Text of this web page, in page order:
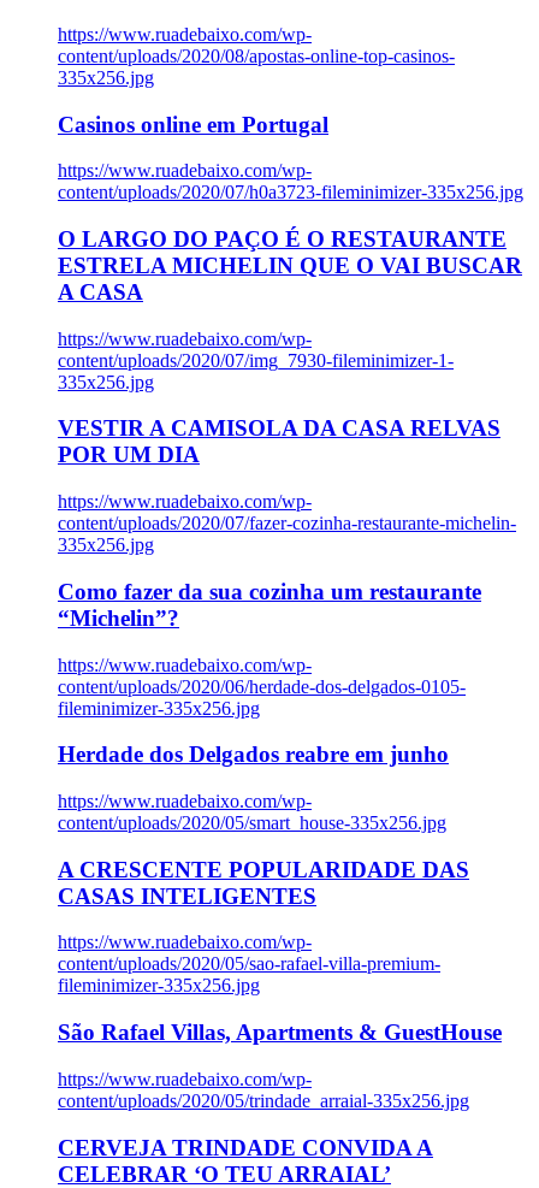
https://www.ruadebaixo.com/wp-
content/uploads/2020/08/apostas-online-top-casinos-
335x256.jpg
Casinos online em Portugal
https://www.ruadebaixo.com/wp-
content/uploads/2020/07/h0a3723-fileminimizer-335x256.jpg
O LARGO DO PAÇO É O RESTAURANTE
ESTRELA MICHELIN QUE O VAI BUSCAR
A CASA
https://www.ruadebaixo.com/wp-
content/uploads/2020/07/img_7930-fileminimizer-1-
335x256.jpg
VESTIR A CAMISOLA DA CASA RELVAS
POR UM DIA
https://www.ruadebaixo.com/wp-
content/uploads/2020/07/fazer-cozinha-restaurante-michelin-
335x256.jpg
Como fazer da sua cozinha um restaurante
“Michelin”?
https://www.ruadebaixo.com/wp-
content/uploads/2020/06/herdade-dos-delgados-0105-
fileminimizer-335x256.jpg
Herdade dos Delgados reabre em junho
https://www.ruadebaixo.com/wp-
content/uploads/2020/05/smart_house-335x256.jpg
A CRESCENTE POPULARIDADE DAS
CASAS INTELIGENTES
https://www.ruadebaixo.com/wp-
content/uploads/2020/05/sao-rafael-villa-premium-
fileminimizer-335x256.jpg
São Rafael Villas, Apartments & GuestHouse
https://www.ruadebaixo.com/wp-
content/uploads/2020/05/trindade_arraial-335x256.jpg
CERVEJA TRINDADE CONVIDA A
CELEBRAR ‘O TEU ARRAIAL’